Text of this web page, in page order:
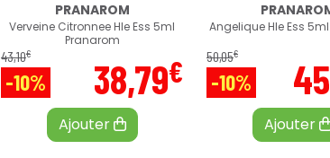
PRANAROM
Verveine Citronnee Hle Ess 5ml
Pranarom
43,10€
-10% 38,79€
Ajouter
Angelique Hle Ess
50,05€
-10% 45
Ajouter